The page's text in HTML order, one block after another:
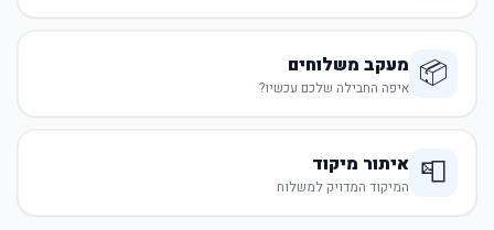
📦 מעקב משלוחים
איפה החבילה שלכם עכשיו?
📮 איתור מיקוד
המיקוד המדויק למשלוח